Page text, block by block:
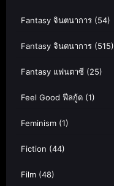
Fantasy จินตนาการ (54)
Fantasy จินตนาการ (515)
Fantasy แฟนตาซี (25)
Feel Good ฟีลกู้ด (1)
Feminism (1)
Fiction (44)
Film (48)